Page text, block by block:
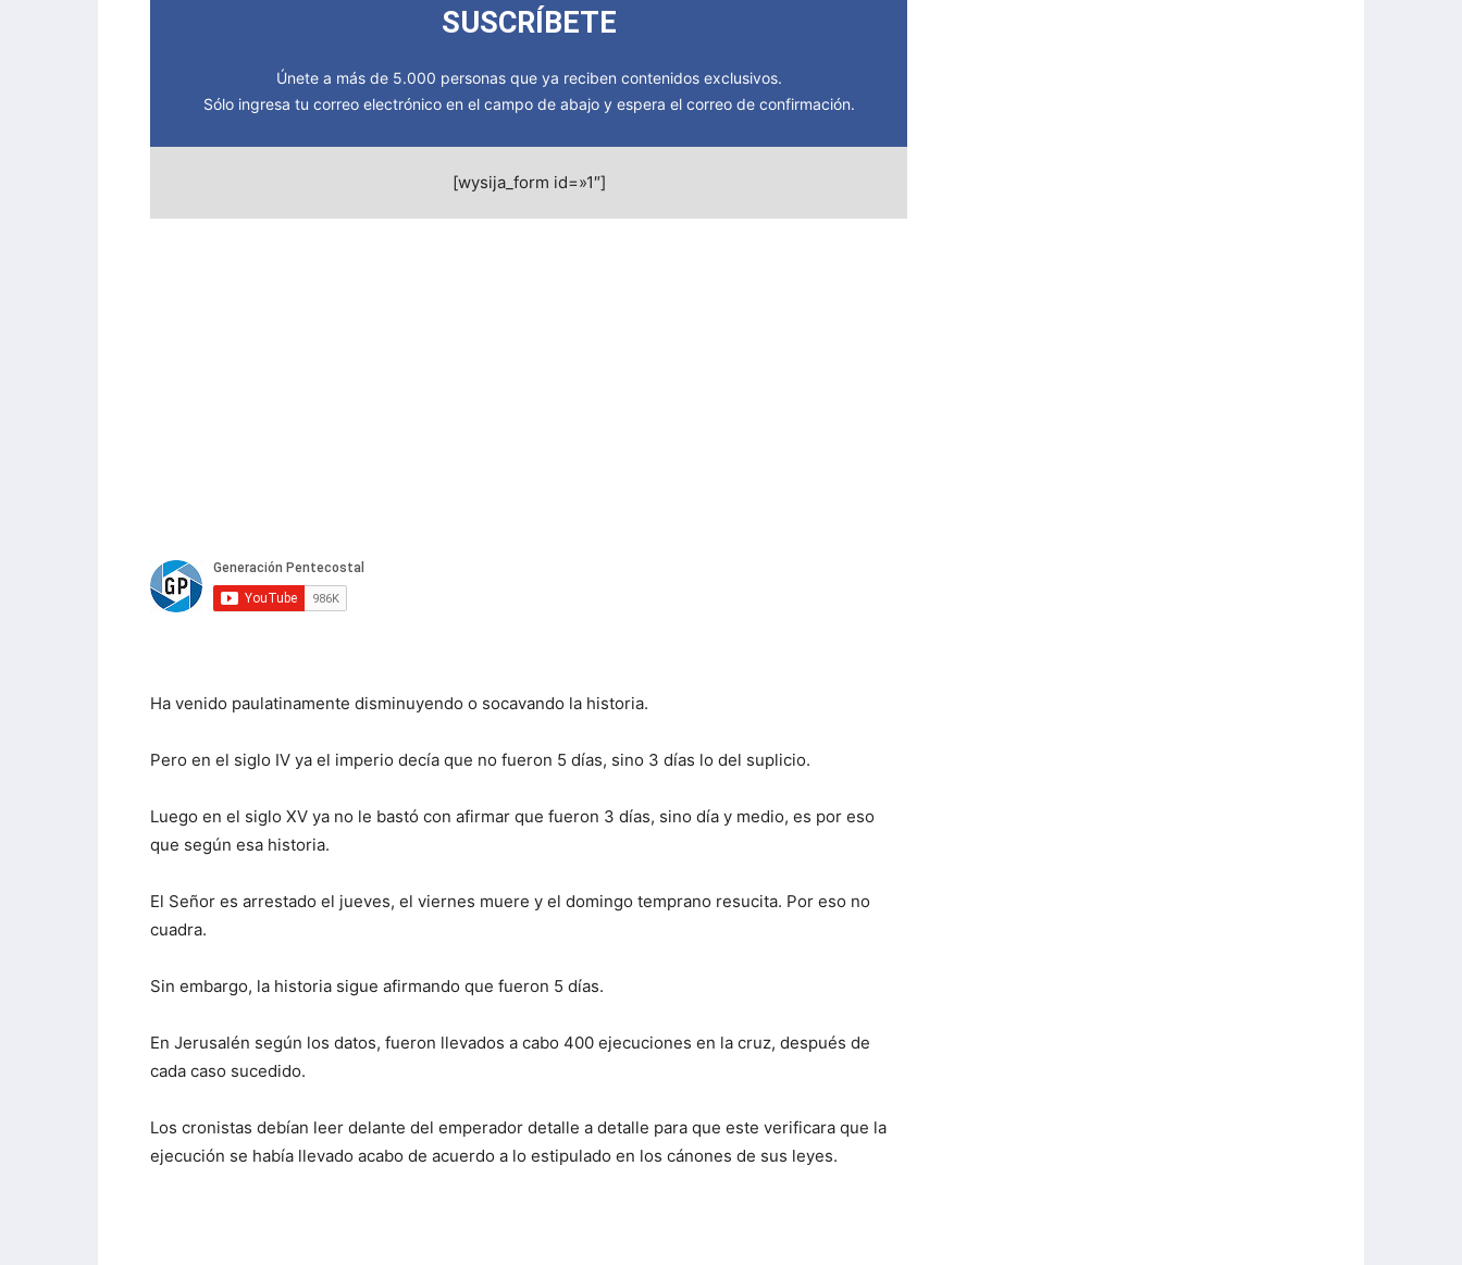
SUSCRÍBETE
Únete a más de 5.000 personas que ya reciben contenidos exclusivos.
Sólo ingresa tu correo electrónico en el campo de abajo y espera el correo de confirmación.
[wysija_form id=»1″]
Ha venido paulatinamente disminuyendo o socavando la historia.
Pero en el siglo IV ya el imperio decía que no fueron 5 días, sino 3 días lo del suplicio.
Luego en el siglo XV ya no le bastó con afirmar que fueron 3 días, sino día y medio, es por eso
que según esa historia.
El Señor es arrestado el jueves, el viernes muere y el domingo temprano resucita. Por eso no
cuadra.
Sin embargo, la historia sigue afirmando que fueron 5 días.
En Jerusalén según los datos, fueron llevados a cabo 400 ejecuciones en la cruz, después de
cada caso sucedido.
Los cronistas debían leer delante del emperador detalle a detalle para que este verificara que la
ejecución se había llevado acabo de acuerdo a lo estipulado en los cánones de sus leyes.